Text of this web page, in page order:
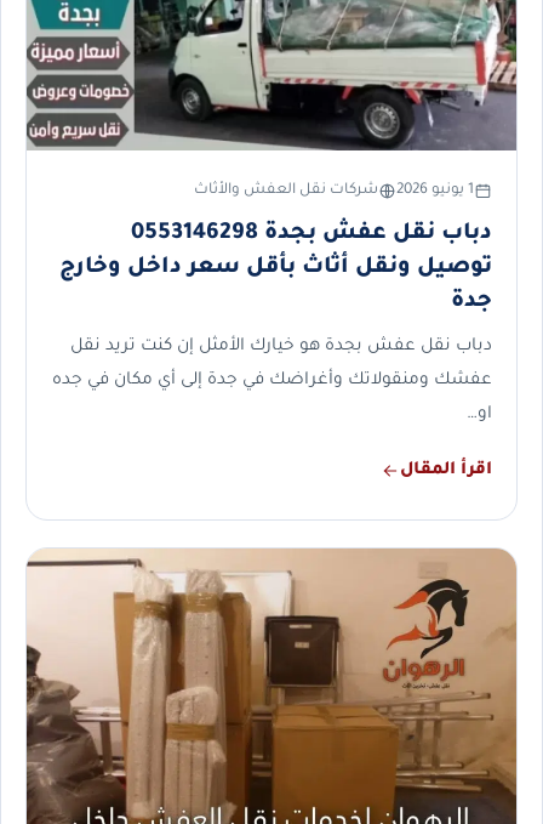
1 يونيو 2026 شركات نقل العفش والأثاث
دباب نقل عفش بجدة 0553146298
توصيل ونقل أثاث بأقل سعر داخل وخارج
جدة
دباب نقل عفش بجدة هو خيارك الأمثل إن كنت تريد نقل
عفشك ومنقولاتك وأغراضك في جدة إلى أي مكان في جده
او…
اقرأ المقال